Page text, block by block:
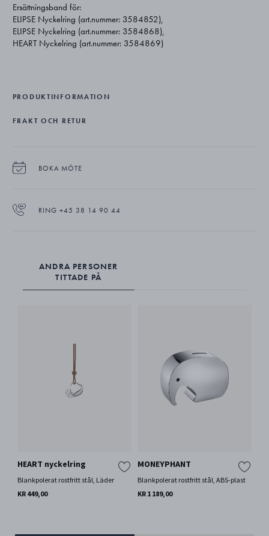
Ersättningsband för:
ELIPSE Nyckelring (art.nummer: 3584852),
ELIPSE Nyckelring (art.nummer: 3584868),
HEART Nyckelring (art.nummer: 3584869)
PRODUKTINFORMATION
FRAKT OCH RETUR
BOKA MÖTE
RING +45 38 14 90 44
ANDRA PERSONER
TITTADE PÅ
HEART nyckelring
Blankpolerat rostfritt stål, Läder
KR 449,00
MONEYPHANT
Blankpolerat rostfritt stål, ABS-plast
KR 1 189,00